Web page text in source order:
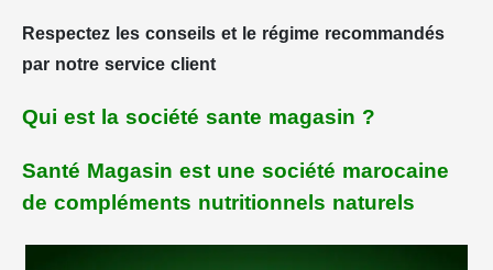
Respectez les conseils et le régime recommandés
par notre service client
Qui est la société sante magasin ?
Santé Magasin est une société marocaine
de compléments nutritionnels naturels